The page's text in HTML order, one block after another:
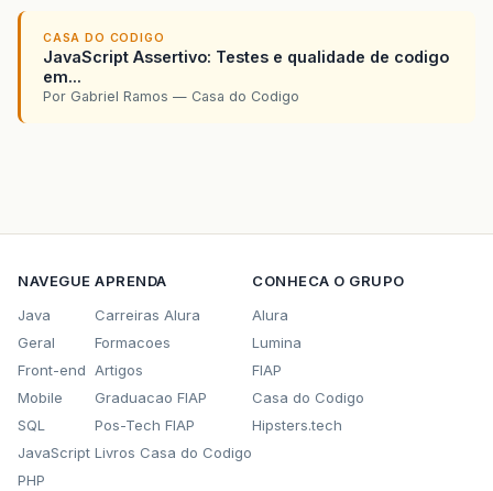
CASA DO CODIGO
JavaScript Assertivo: Testes e qualidade de codigo
em...
Por Gabriel Ramos — Casa do Codigo
NAVEGUE
Java
Geral
Front-end
Mobile
SQL
JavaScript
PHP
APRENDA
Carreiras Alura
Formacoes
Artigos
Graduacao FIAP
Pos-Tech FIAP
Livros Casa do Codigo
CONHECA O GRUPO
Alura
Lumina
FIAP
Casa do Codigo
Hipsters.tech